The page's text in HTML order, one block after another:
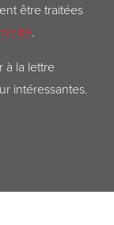
être traitées
.
à la lettre
intéressantes.